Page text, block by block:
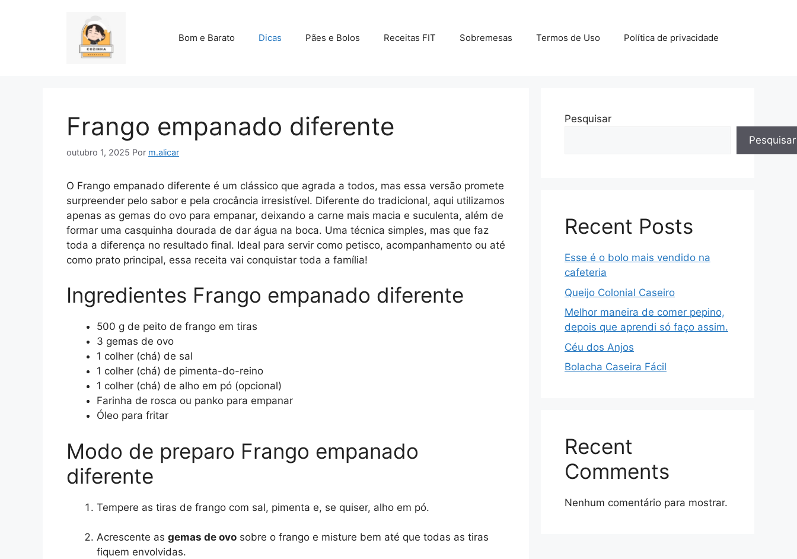
Bom e Barato Dicas Pães e Bolos Receitas FIT Sobremesas Termos de Uso Política de privacidade
Frango empanado diferente
outubro 1, 2025 Por m.alicar
O Frango empanado diferente é um clássico que agrada a todos, mas essa versão promete
surpreender pelo sabor e pela crocância irresistível. Diferente do tradicional, aqui utilizamos
apenas as gemas do ovo para empanar, deixando a carne mais macia e suculenta, além de
formar uma casquinha dourada de dar água na boca. Uma técnica simples, mas que faz
toda a diferença no resultado final. Ideal para servir como petisco, acompanhamento ou até
como prato principal, essa receita vai conquistar toda a família!
Ingredientes Frango empanado diferente
500 g de peito de frango em tiras
3 gemas de ovo
1 colher (chá) de sal
1 colher (chá) de pimenta-do-reino
1 colher (chá) de alho em pó (opcional)
Farinha de rosca ou panko para empanar
Óleo para fritar
Modo de preparo Frango empanado
diferente
Tempere as tiras de frango com sal, pimenta e, se quiser, alho em pó.
Acrescente as gemas de ovo sobre o frango e misture bem até que todas as tiras
fiquem envolvidas.
Pesquisar
Pesquisar
Recent Posts
Esse é o bolo mais vendido na
cafeteria
Queijo Colonial Caseiro
Melhor maneira de comer pepino,
depois que aprendi só faço assim.
Céu dos Anjos
Bolacha Caseira Fácil
Recent
Comments
Nenhum comentário para mostrar.